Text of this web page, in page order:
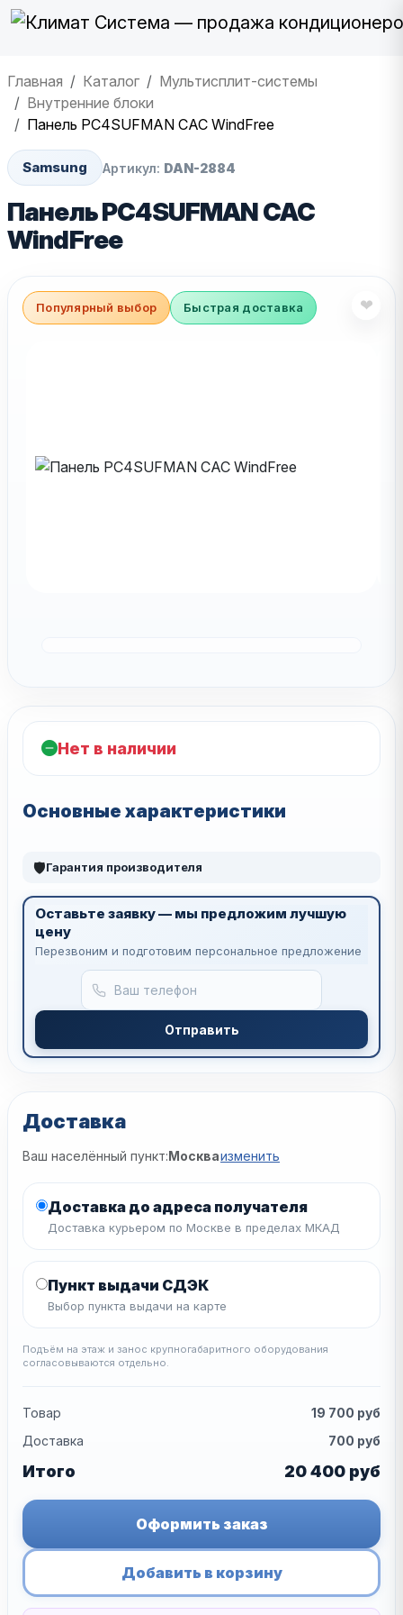
Главная Каталог
Мультисплит-системы
Внутренние блоки
Панель PC4SUFMAN CAC WindFree
Samsung Артикул: DAN-2884
Панель PC4SUFMAN CAC
WindFree
Популярный выбор Быстрая доставка ❤
Нет в наличии
Основные характеристики
🛡Гарантия производителя
Оставьте заявку — мы предложим лучшую
цену
Перезвоним и подготовим персональное предложение
Отправить
Доставка
Ваш населённый пункт:Москваизменить
Доставка до адреса получателя
Доставка курьером по Москве в пределах МКАД
Пункт выдачи СДЭК
Выбор пункта выдачи на карте
Подъём на этаж и занос крупногабаритного оборудования
согласовываются отдельно.
Товар 19 700 руб
Доставка
700 руб
Итого 20 400 руб
Оформить заказ
Добавить в корзину